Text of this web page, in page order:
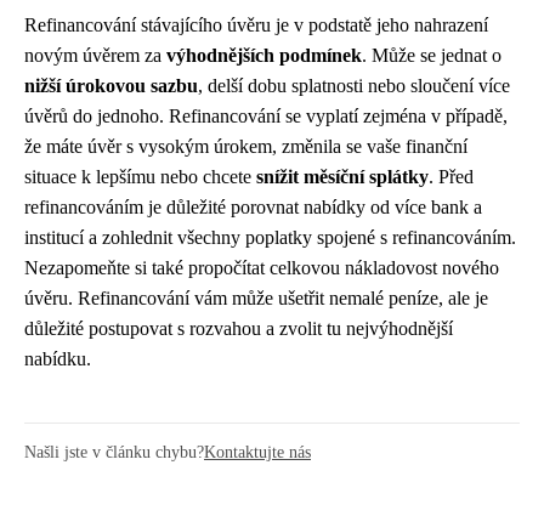
Refinancování stávajícího úvěru je v podstatě jeho nahrazení
novým úvěrem za výhodnějších podmínek. Může se jednat o
nižší úrokovou sazbu, delší dobu splatnosti nebo sloučení více
úvěrů do jednoho. Refinancování se vyplatí zejména v případě,
že máte úvěr s vysokým úrokem, změnila se vaše finanční
situace k lepšímu nebo chcete snížit měsíční splátky. Před
refinancováním je důležité porovnat nabídky od více bank a
institucí a zohlednit všechny poplatky spojené s refinancováním.
Nezapomeňte si také propočítat celkovou nákladovost nového
úvěru. Refinancování vám může ušetřit nemalé peníze, ale je
důležité postupovat s rozvahou a zvolit tu nejvýhodnější
nabídku.
Našli jste v článku chybu?Kontaktujte nás